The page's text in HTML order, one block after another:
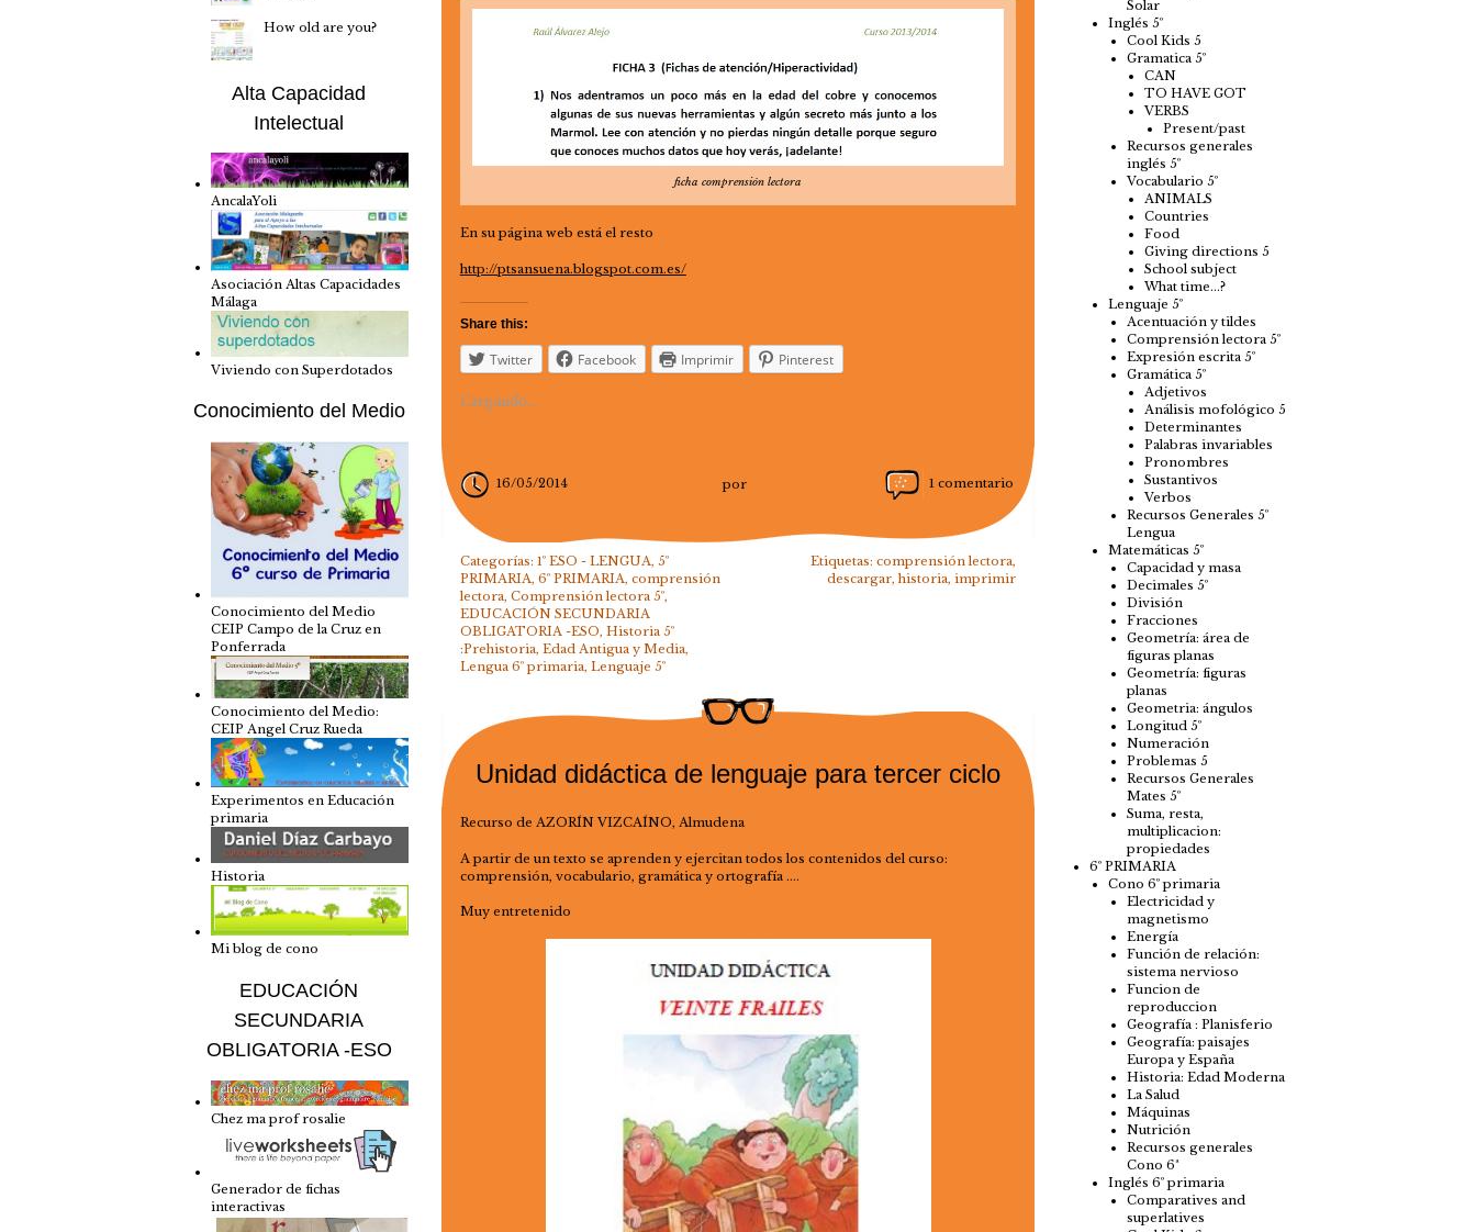
ficha comprensión lectora
En su página web está el resto
http://ptsansuena.blogspot.com.es/
Share this:
Twitter Facebook Imprimir Pinterest
Cargando...
16/05/2014 por 1 comentario
Categorías: 1º ESO - LENGUA, 5º
PRIMARIA, 6º PRIMARIA, comprensión
lectora, Comprensión lectora 5º,
EDUCACIÓN SECUNDARIA
OBLIGATORIA -ESO, Historia 5º
:Prehistoria, Edad Antigua y Media,
Lengua 6º primaria, Lenguaje 5º
Etiquetas:comprensión lectora,
descargar,historia,imprimir
Unidad didáctica de lenguaje para tercer ciclo
Recurso de AZORÍN VIZCAÍNO, Almudena
A partir de un texto se aprenden y ejercitan todos los contenidos del curso:
comprensión, vocabulario, gramática y ortografía ….
Muy entretenido
Solar
Inglés 5º
Cool Kids 5
Gramatica 5º
CAN
TO HAVE GOT
VERBS
Present/past
Recursos generales
inglés 5º
Vocabulario 5º
ANIMALS
Countries
Food
Giving directions 5
School subject
What time…?
Lenguaje 5º
Acentuación y tildes
Comprensión lectora 5º
Expresión escrita 5º
Gramática 5º
Adjetivos
Análisis mofológico 5
Determinantes
Palabras invariables
Pronombres
Sustantivos
Verbos
Recursos Generales 5º
Lengua
Matemáticas 5º
Capacidad y masa
Decimales 5º
División
Fracciones
Geometría: área de
figuras planas
Geometría: figuras
planas
Geometria: ángulos
Longitud 5º
Numeración
Problemas 5
Recursos Generales
Mates 5º
Suma, resta,
multiplicacion:
propiedades
6º PRIMARIA
Cono 6º primaria
Electricidad y
magnetismo
Energía
Función de relación:
sistema nervioso
Funcion de
reproduccion
Geografía : Planisferio
Geografía: paisajes
Europa y España
Historia: Edad Moderna
La Salud
Máquinas
Nutrición
Recursos generales
Cono 6ª
Inglés 6º primaria
Comparatives and
superlatives
How old are you?
Alta Capacidad
Intelectual
AncalaYoli
Asociación Altas Capacidades
Málaga
Viviendo con Superdotados
Conocimiento del Medio
Conocimiento del Medio
CEIP Campo de la Cruz en
Ponferrada
Conocimiento del Medio:
CEIP Angel Cruz Rueda
Experimentos en Educación
primaria
Historia
Mi blog de cono
EDUCACIÓN
SECUNDARIA
OBLIGATORIA -ESO
Chez ma prof rosalie
Generador de fichas
interactivas